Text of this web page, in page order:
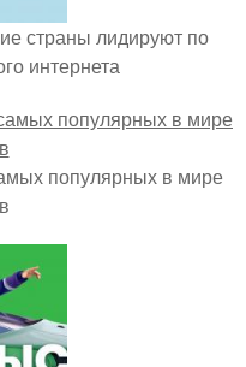
страны лидируют по
интернета
популярных в мире